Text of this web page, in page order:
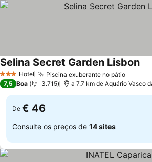
3 EstrelasHotel Piscina exuberante no pátioVer
Selina Secret Garden Lisbon
7,5 Boa 3.715 a 7.7 km de Aquário Vasco
De € 46
Consulte os preços de 14 sites